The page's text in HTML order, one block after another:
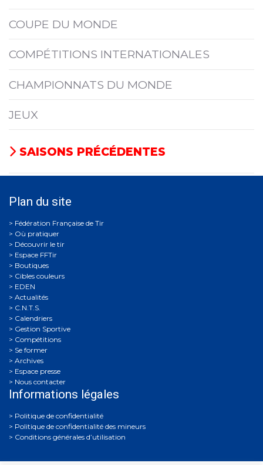
COUPE DU MONDE
COMPÉTITIONS INTERNATIONALES
CHAMPIONNATS DU MONDE
JEUX
SAISONS PRÉCÉDENTES
Plan du site
Où pratiquer
Découvrir le tir
Espace FFTir
Boutiques
Cibles couleurs
EDEN
Actualités
C.N.T.S.
Calendriers
Gestion Sportive
Compétitions
Se former
Archives
Espace presse
Nous contacter
Informations légales
Politique de confidentialité
Politique de confidentialité des mineurs
Conditions générales d’utilisation